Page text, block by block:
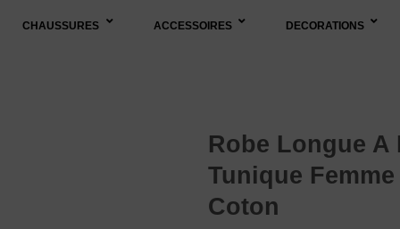
CHAUSSURES ACCESSOIRES DECORATIONS
Robe Longue A
Tunique Femme
Coton